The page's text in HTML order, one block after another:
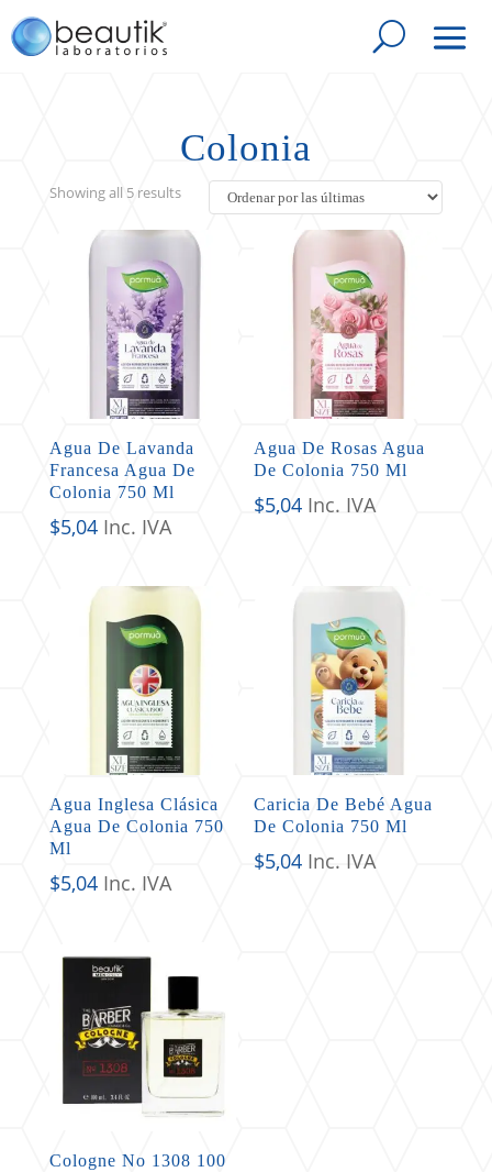
Colonia
Showing all 5 resultsSorted
latest
Agua De Lavanda
Francesa Agua De
Colonia 750 Ml
$5,04 Inc. IVA
Agua De Rosas Agua
De Colonia 750 Ml
$5,04 Inc. IVA
Agua Inglesa Clásica
Agua De Colonia 750
Ml
$5,04 Inc. IVA
Caricia De Bebé Agua
De Colonia 750 Ml
$5,04 Inc. IVA
Cologne No 1308 100